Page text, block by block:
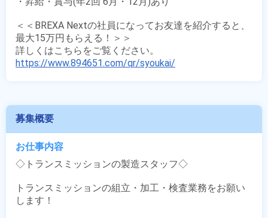
＜＜BREXA Nextの社員になってお友達を紹介すると、
最大15万円もらえる！＞＞
https://www.894651.com/qr/syoukai/
募集概要
お仕事内容
◇トランスミッションの製造スタッフ◇
トランスミッションの組立・加工・検査業務をお願い
します！